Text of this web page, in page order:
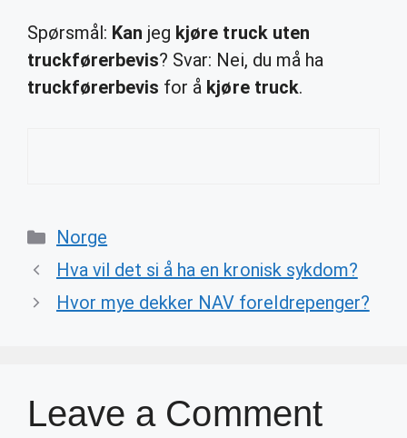
Spørsmål: Kan jeg kjøre truck uten
truckførerbevis? Svar: Nei, du må ha
truckførerbevis for å kjøre truck.
Categories
Norge
Hva vil det si å ha en kronisk sykdom?
Hvor mye dekker NAV foreldrepenger?
Leave a Comment